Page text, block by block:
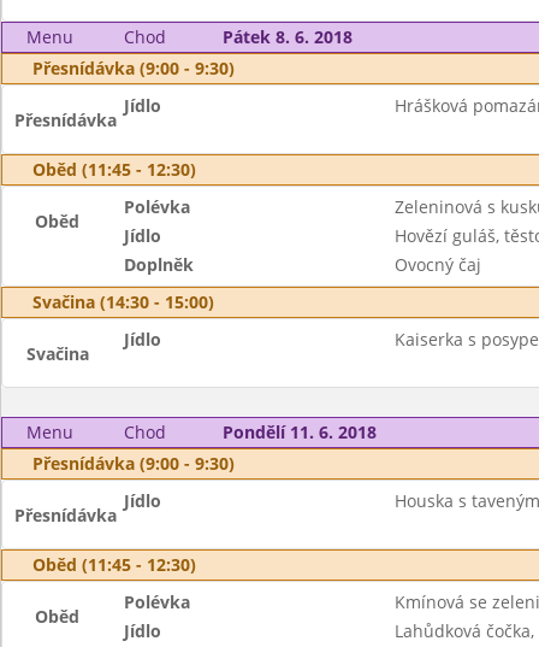
Menu Chod
Pátek 8. 6. 2018
Přesnídávka (9:00 - 9:30)
Přesnídávka
Jídlo Hrášková
Oběd (11:45 - 12:30)
Oběd
Polévka
Zeleninová s
Jídlo
Hovězí guláš,
Doplněk
Ovocný čaj
Svačina (14:30 - 15:00)
Svačina
Jídlo Kaiserka s
Menu Chod
Pondělí 11. 6. 2018
Přesnídávka (9:00 - 9:30)
Přesnídávka
Jídlo Houska s
Oběd (11:45 - 12:30)
Oběd
Polévka
Kmínová se
Jídlo
Lahůdková